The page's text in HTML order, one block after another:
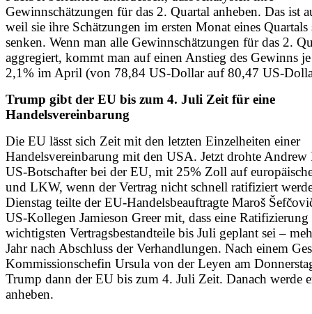
Gewinnschätzungen für das 2. Quartal anheben. Das ist
weil sie ihre Schätzungen im ersten Monat eines Quartals
senken. Wenn man alle Gewinnschätzungen für das 2.
aggregiert, kommt man auf einen Anstieg des Gewinns
2,1% im April (von 78,84 US-Dollar auf 80,47 US-
Trump gibt der EU bis zum 4. Juli Zeit für eine
Handelsvereinbarung
Die EU lässt sich Zeit mit den letzten Einzelheiten einer
Handelsvereinbarung mit den USA. Jetzt drohte Andrew
US-Botschafter bei der EU, mit 25% Zoll auf
und LKW, wenn der Vertrag nicht schnell ratifiziert
Dienstag teilte der EU-Handelsbeauftragte Maroš
US-Kollegen Jamieson Greer mit, dass eine Ratifizierung
wichtigsten Vertragsbestandteile bis Juli geplant sei –
Jahr nach Abschluss der Verhandlungen. Nach einem
Kommissionschefin Ursula von der Leyen am
Trump dann der EU bis zum 4. Juli Zeit. Danach werde
anheben.